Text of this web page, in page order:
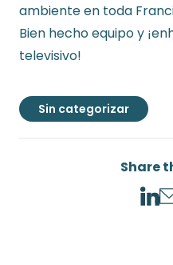
ambiente en toda
Bien hecho equipo y
televisivo!
Sin categorizar
Share